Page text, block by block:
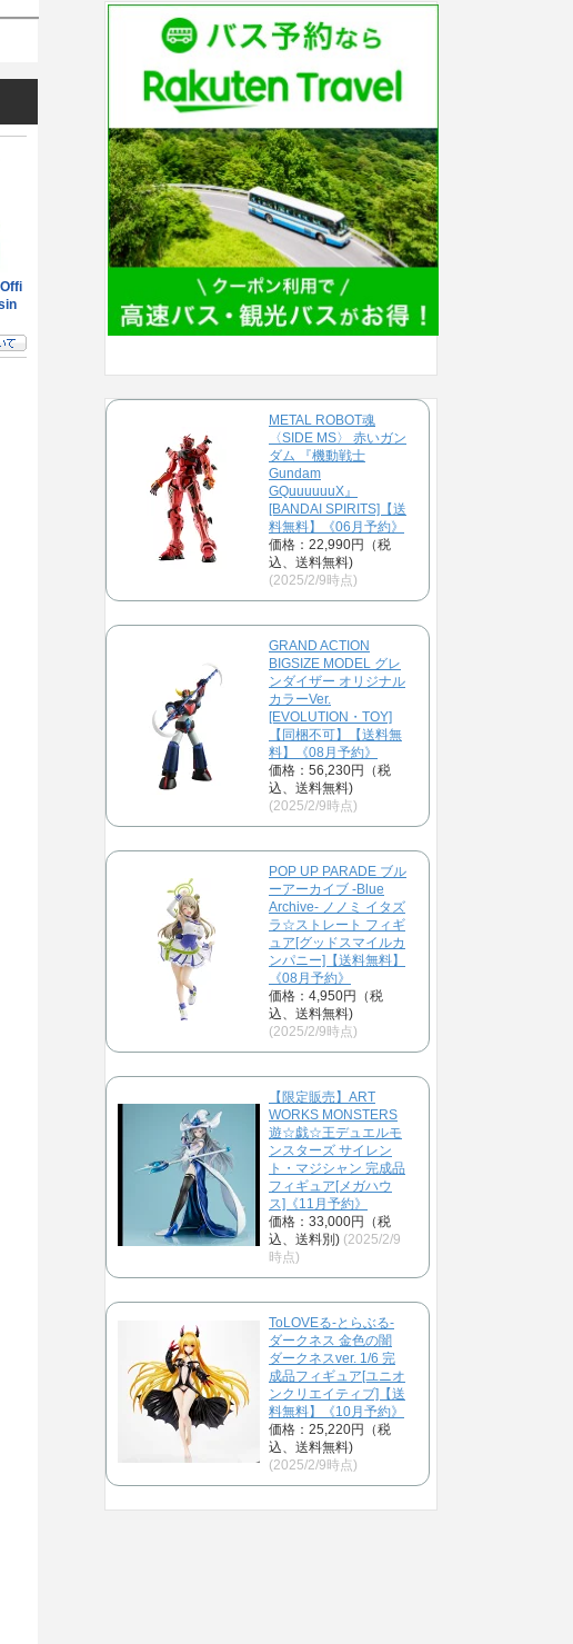
METAL ROBOT魂
〈SIDE MS〉 赤いガン
ダム 『機動戦士
Gundam
GQuuuuuuX』
[BANDAI SPIRITS]【送
料無料】《06月予約》
価格：22,990円（税
込、送料無料)
(2025/2/9時点)
GRAND ACTION
BIGSIZE MODEL グレ
ンダイザー オリジナル
カラーVer.
[EVOLUTION・TOY]
【同梱不可】【送料無
料】《08月予約》
価格：56,230円（税
込、送料無料)
(2025/2/9時点)
POP UP PARADE ブル
ーアーカイブ -Blue
Archive- ノノミ イタズ
ラ☆ストレート フィギ
ュア[グッドスマイルカ
ンパニー]【送料無料】
《08月予約》
価格：4,950円（税
込、送料無料)
(2025/2/9時点)
【限定販売】ART
WORKS MONSTERS
遊☆戯☆王デュエルモ
ンスターズ サイレン
ト・マジシャン 完成品
フィギュア[メガハウ
ス]《11月予約》
価格：33,000円（税
込、送料別) (2025/2/9
時点)
ToLOVEる-とらぶる-
ダークネス 金色の闇
ダークネスver. 1/6 完
成品フィギュア[ユニオ
ンクリエイティブ]【送
料無料】《10月予約》
価格：25,220円（税
込、送料無料)
(2025/2/9時点)